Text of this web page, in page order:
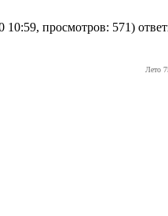
10:59, просмотров: 571)
Лето